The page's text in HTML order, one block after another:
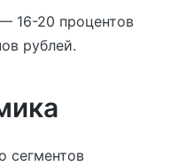
16-20 процентов
рублей.
сегментов